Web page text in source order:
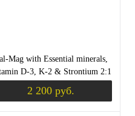
Mag with Essential minerals,
D-3, K-2 & Strontium 2:1
кап
2 200 руб.